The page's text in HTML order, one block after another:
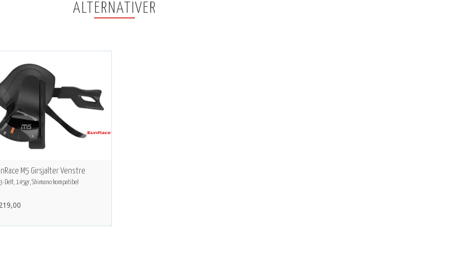
ALTERNATIVER
M5 Girsjalter Venstre
Delt, 145gr, Shimano kompatibel